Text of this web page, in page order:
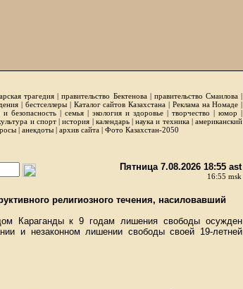
трагедия |правительство Бектенова| правительство Смаилова|
| бестселлеры| Каталог сайтов Казахстана | Реклама на Номаде |
безопасность | семья | экология и здоровье | творчество | юмор |
и спорт|история | календарь|наука и техника|американский
| анекдоты | архив сайта | Фото Казахстан-2050
Пятница 7.08.2026 18:55 ast
16:55 msk
религиозного течения, насиловавший
Караганды к 9 годам лишения свободы осужден
и незаконном лишении свободы своей 19-летней